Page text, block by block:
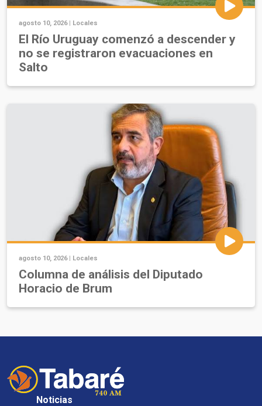
agosto 10, 2026 | Locales
El Río Uruguay comenzó a descender y
no se registraron evacuaciones en
Salto
agosto 10, 2026 | Locales
Columna de análisis del Diputado
Horacio de Brum
Noticias